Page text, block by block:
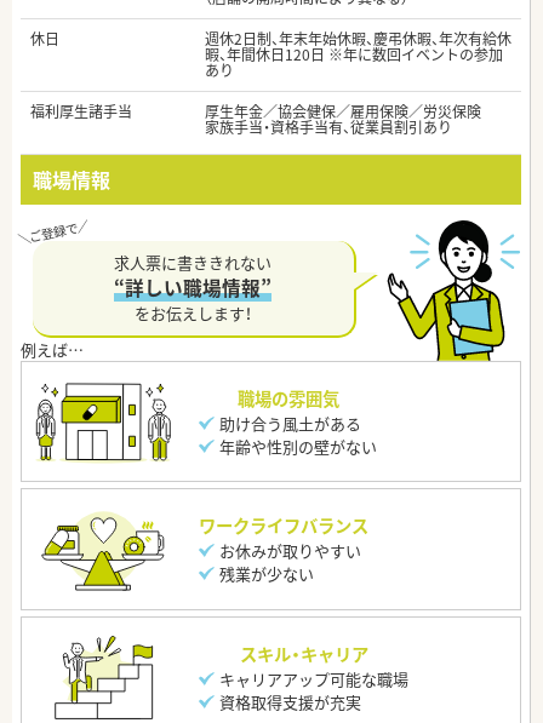
休日
週休2日制、年末年始休暇、慶弔休暇、年次有給休
暇、年間休日120日 ※年に数回イベントの参加
あり
福利厚生諸手当
厚生年金／協会健保／雇用保険／労災保険
家族手当・資格手当有、従業員割引あり
職場情報
求人票に書ききれない
“詳しい職場情報”
をお伝えします！
職場の雰囲気
助け合う風土がある
年齢や性別の壁がない
ワークライフバランス
お休みが取りやすい
残業が少ない
スキル・キャリア
キャリアアップ可能な職場
資格取得支援が充実